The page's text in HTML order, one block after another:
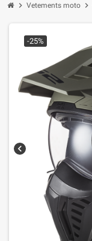
chevron_right Vetements moto chevron_right
chevron_left
-25%